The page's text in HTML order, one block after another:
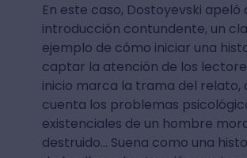
En este caso, Dostoyevski apeló
introducción contundente, un
ejemplo de cómo iniciar una
captar la atención de los
inicio marca la trama del relato,
cuenta los problemas
existenciales de un hombre
destruido... Suena como una